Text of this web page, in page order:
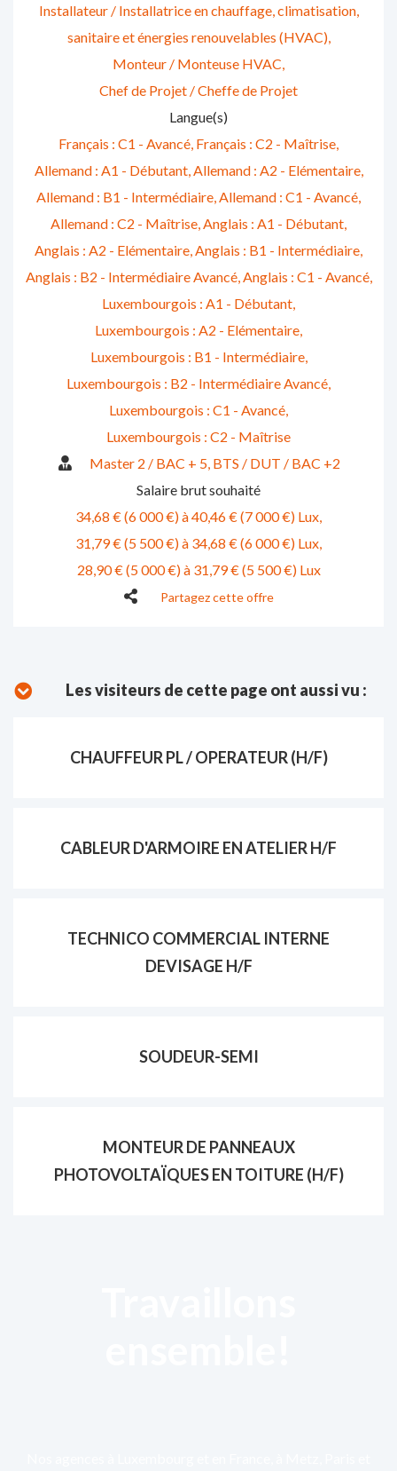
Installateur / Installatrice en chauffage, climatisation,
sanitaire et énergies renouvelables (HVAC)
Monteur / Monteuse HVAC
Chef de Projet / Cheffe de Projet
Langue(s)
Français : C1 - Avancé Français : C2 - Maîtrise
Allemand : A1 - Débutant Allemand : A2 - Elémentaire
Allemand : B1 - Intermédiaire Allemand : C1 - Avancé
Allemand : C2 - Maîtrise Anglais : A1 - Débutant
Anglais : A2 - Elémentaire Anglais : B1 - Intermédiaire
Anglais : B2 - Intermédiaire Avancé Anglais : C1 - Avancé
Luxembourgois : A1 - Débutant
Luxembourgois : A2 - Elémentaire
Luxembourgois : B1 - Intermédiaire
Luxembourgois : B2 - Intermédiaire Avancé
Luxembourgois : C1 - Avancé
Luxembourgois : C2 - Maîtrise
Master 2 / BAC + 5 BTS / DUT / BAC +2
Salaire brut souhaité
34,68 € (6 000 €) à 40,46 € (7 000 €) Lux
31,79 € (5 500 €) à 34,68 € (6 000 €) Lux
28,90 € (5 000 €) à 31,79 € (5 500 €) Lux
Partagez cette offre
Les visiteurs de cette page ont aussi vu :
CHAUFFEUR PL / OPERATEUR (H/F)
CABLEUR D'ARMOIRE EN ATELIER H/F
TECHNICO COMMERCIAL INTERNE
DEVISAGE H/F
SOUDEUR-SEMI
MONTEUR DE PANNEAUX
PHOTOVOLTAÏQUES EN TOITURE (H/F)